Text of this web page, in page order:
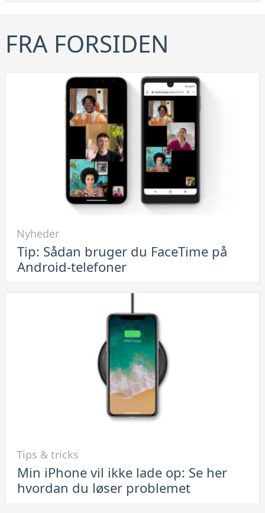
FRA FORSIDEN
Tip:
Sådan
Nyheder
Tip: Sådan bruger du FaceTime på
Android-telefoner
Min
iPhone
Tips & tricks
Min iPhone vil ikke lade op: Se her
hvordan du løser problemet